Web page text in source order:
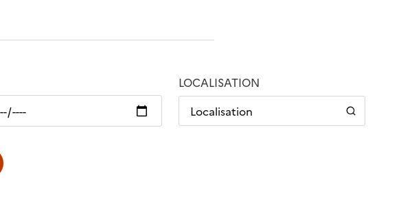
LOCALISATION
Localisation